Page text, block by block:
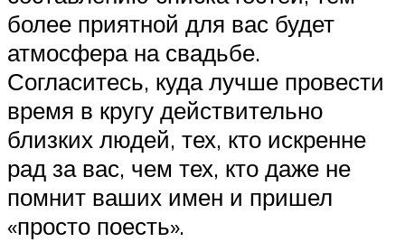
более приятной для вас будет
атмосфера на свадьбе.
Согласитесь, куда лучше провести
время в кругу действительно
близких людей, тех, кто искренне
рад за вас, чем тех, кто даже не
помнит ваших имен и пришел
«просто поесть».